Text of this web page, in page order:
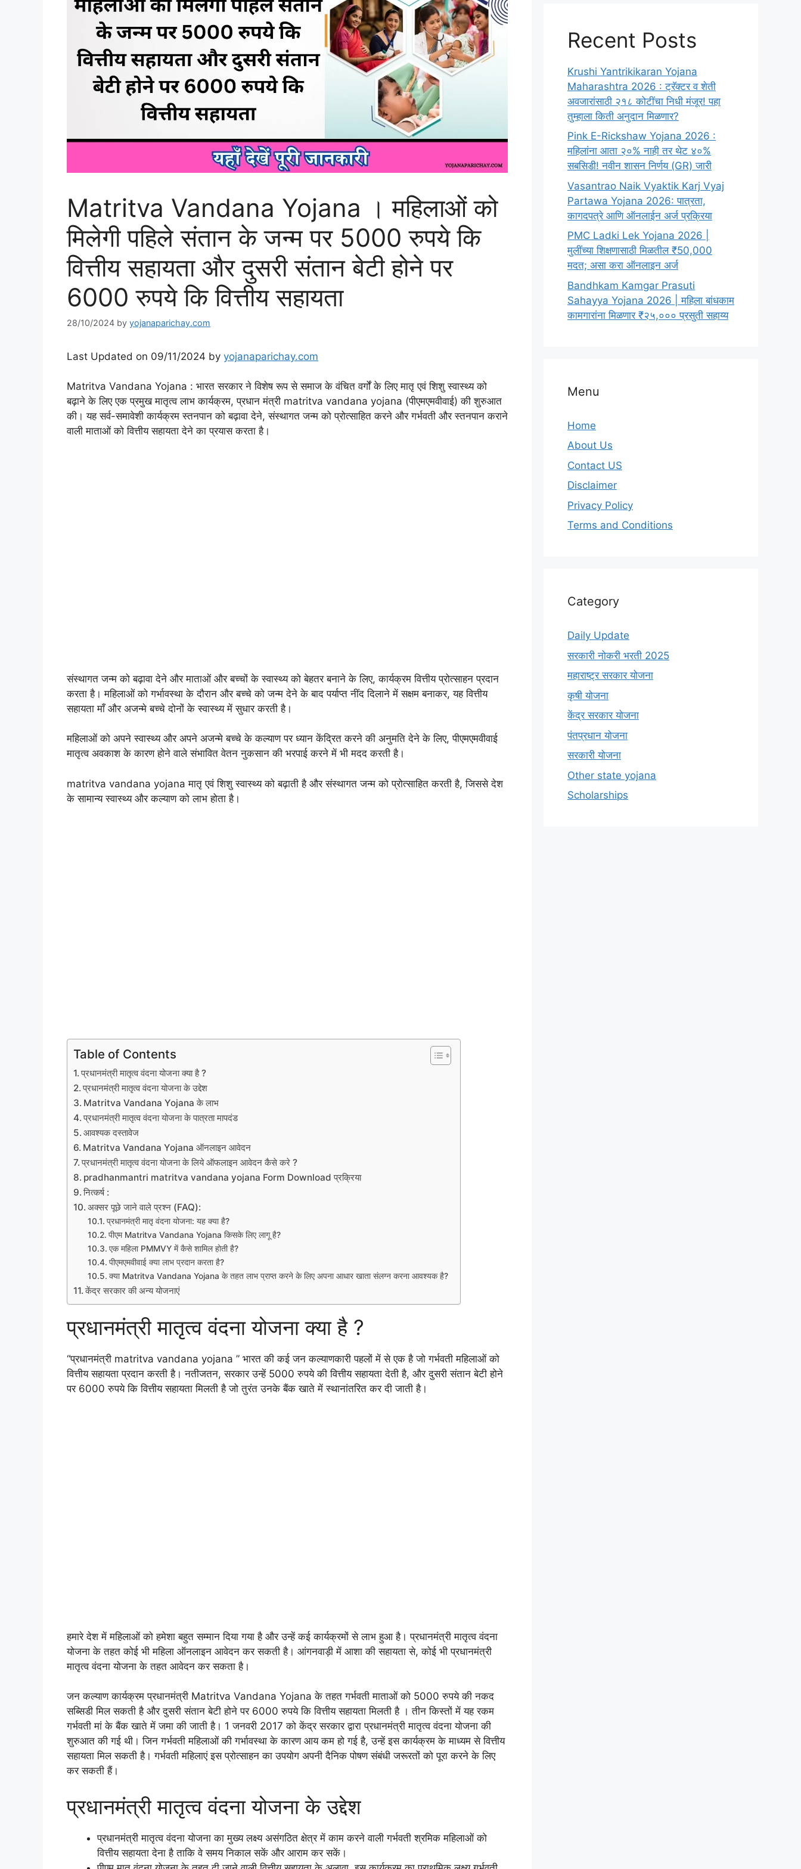
Matritva Vandana Yojana । महिलाओं को
मिलेगी पहिले संतान के जन्म पर 5000 रुपये कि
वित्तीय सहायता और दुसरी संतान बेटी होने पर
6000 रुपये कि वित्तीय सहायता
28/10/2024 by yojanaparichay.com
Last Updated on 09/11/2024 by yojanaparichay.com
Matritva Vandana Yojana : भारत सरकार ने विशेष रूप से समाज के वंचित वर्गों के लिए मातृ एवं शिशु स्वास्थ्य को
बढ़ाने के लिए एक प्रमुख मातृत्व लाभ कार्यक्रम, प्रधान मंत्री matritva vandana yojana (पीएमएमवीवाई) की शुरुआत
की। यह सर्व-समावेशी कार्यक्रम स्तनपान को बढ़ावा देने, संस्थागत जन्म को प्रोत्साहित करने और गर्भवती और स्तनपान कराने
वाली माताओं को वित्तीय सहायता देने का प्रयास करता है।
संस्थागत जन्म को बढ़ावा देने और माताओं और बच्चों के स्वास्थ्य को बेहतर बनाने के लिए, कार्यक्रम वित्तीय प्रोत्साहन प्रदान
करता है। महिलाओं को गर्भावस्था के दौरान और बच्चे को जन्म देने के बाद पर्याप्त नींद दिलाने में सक्षम बनाकर, यह वित्तीय
सहायता माँ और अजन्मे बच्चे दोनों के स्वास्थ्य में सुधार करती है।
महिलाओं को अपने स्वास्थ्य और अपने अजन्मे बच्चे के कल्याण पर ध्यान केंद्रित करने की अनुमति देने के लिए, पीएमएमवीवाई
मातृत्व अवकाश के कारण होने वाले संभावित वेतन नुकसान की भरपाई करने में भी मदद करती है।
matritva vandana yojana मातृ एवं शिशु स्वास्थ्य को बढ़ाती है और संस्थागत जन्म को प्रोत्साहित करती है, जिससे देश
के सामान्य स्वास्थ्य और कल्याण को लाभ होता है।
Table of Contents
प्रधानमंत्री मातृत्व वंदना योजना क्या है ?
प्रधानमंत्री मातृत्व वंदना योजना के उद्देश
Matritva Vandana Yojana के लाभ
प्रधानमंत्री मातृत्व वंदना योजना के पात्रता मापदंड
आवश्यक दस्तावेज
Matritva Vandana Yojana ऑनलाइन आवेदन
प्रधानमंत्री मातृत्व वंदना योजना के लिये ऑफलाइन आवेदन कैसे करे ?
pradhanmantri matritva vandana yojana Form Download प्रक्रिया
नित्कर्ष :
अक्सर पूछे जाने वाले प्रश्न (FAQ):
प्रधानमंत्री मातृ वंदना योजना: यह क्या है?
पीएम Matritva Vandana Yojana किसके लिए लागू है?
एक महिला PMMVY में कैसे शामिल होती है?
पीएमएमवीवाई क्या लाभ प्रदान करता है?
क्या Matritva Vandana Yojana के तहत लाभ प्राप्त करने के लिए अपना आधार खाता संलग्न करना आवश्यक है?
केंद्र सरकार की अन्य योजनाएं
प्रधानमंत्री मातृत्व वंदना योजना क्या है ?
“प्रधानमंत्री matritva vandana yojana ” भारत की कई जन कल्याणकारी पहलों में से एक है जो गर्भवती महिलाओं को
वित्तीय सहायता प्रदान करती है। नतीजतन, सरकार उन्हें 5000 रुपये की वित्तीय सहायता देती है, और दुसरी संतान बेटी होने
पर 6000 रुपये कि वित्तीय सहायता मिलती है जो तुरंत उनके बैंक खाते में स्थानांतरित कर दी जाती है।
हमारे देश में महिलाओं को हमेशा बहुत सम्मान दिया गया है और उन्हें कई कार्यक्रमों से लाभ हुआ है। प्रधानमंत्री मातृत्व वंदना
योजना के तहत कोई भी महिला ऑनलाइन आवेदन कर सकती है। आंगनवाड़ी में आशा की सहायता से, कोई भी प्रधानमंत्री
मातृत्व वंदना योजना के तहत आवेदन कर सकता है।
जन कल्याण कार्यक्रम प्रधानमंत्री Matritva Vandana Yojana के तहत गर्भवती माताओं को 5000 रुपये की नकद
सब्सिडी मिल सकती है और दुसरी संतान बेटी होने पर 6000 रुपये कि वित्तीय सहायता मिलती है । तीन किस्तों में यह रकम
गर्भवती मां के बैंक खाते में जमा की जाती है। 1 जनवरी 2017 को केंद्र सरकार द्वारा प्रधानमंत्री मातृत्व वंदना योजना की
शुरुआत की गई थी। जिन गर्भवती महिलाओं की गर्भावस्था के कारण आय कम हो गई है, उन्हें इस कार्यक्रम के माध्यम से वित्तीय
सहायता मिल सकती है। गर्भवती महिलाएं इस प्रोत्साहन का उपयोग अपनी दैनिक पोषण संबंधी जरूरतों को पूरा करने के लिए
कर सकती हैं।
प्रधानमंत्री मातृत्व वंदना योजना के उद्देश
प्रधानमंत्री मातृत्व वंदना योजना का मुख्य लक्ष्य असंगठित क्षेत्र में काम करने वाली गर्भवती श्रमिक महिलाओं को
वित्तीय सहायता देना है ताकि वे समय निकाल सकें और आराम कर सकें।
Recent Posts
Krushi Yantrikikaran Yojana
Maharashtra 2026 : ट्रॅक्टर व शेती
अवजारांसाठी २१८ कोटींचा निधी मंजूर! पहा
तुम्हाला किती अनुदान मिळणार?
Pink E-Rickshaw Yojana 2026 :
महिलांना आता २०% नाही तर थेट ४०%
सबसिडी! नवीन शासन निर्णय (GR) जारी
Vasantrao Naik Vyaktik Karj Vyaj
Partawa Yojana 2026: पात्रता,
कागदपत्रे आणि ऑनलाईन अर्ज प्रक्रिया
PMC Ladki Lek Yojana 2026 |
मुलींच्या शिक्षणासाठी मिळतील ₹50,000
मदत; असा करा ऑनलाइन अर्ज
Bandhkam Kamgar Prasuti
Sahayya Yojana 2026 | महिला बांधकाम
कामगारांना मिळणार ₹२५,००० प्रसुती सहाय्य
Menu
Home
About Us
Contact US
Disclaimer
Privacy Policy
Terms and Conditions
Category
Daily Update
सरकारी नोकरी भरती 2025
महाराष्ट्र सरकार योजना
कृषी योजना
केंद्र सरकार योजना
पंतप्रधान योजना
सरकारी योजना
Other state yojana
Scholarships